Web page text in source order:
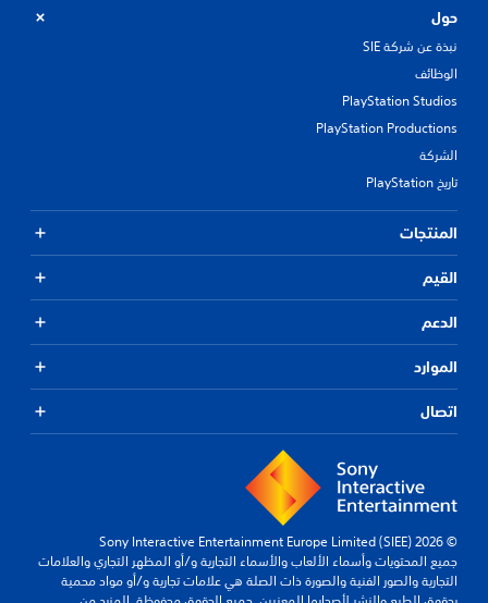
حول
نبذة عن شركة SIE
الوظائف
PlayStation Studios
PlayStation Productions
الشركة
تاريخ PlayStation
المنتجات
القيم
الدعم
الموارد
اتصال
© 2026 Sony Interactive Entertainment Europe Limited (SIEE)
جميع المحتويات وأسماء الألعاب والأسماء التجارية و/أو المظهر التجاري والعلامات
التجارية والصور الفنية والصورة ذات الصلة هي علامات تجارية و/أو مواد محمية